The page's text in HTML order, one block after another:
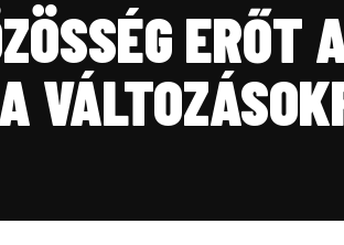
ERŐT